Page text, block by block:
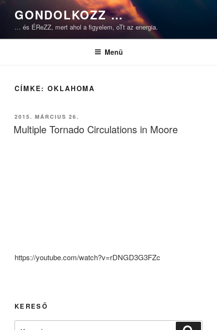
Tartalomhoz
GONDOLKOZZ …
… és ÉReZZ, mert ahol a figyelem, oTt az energia.
Menü
CÍMKE: OKLAHOMA
BEKÜLDVE:
2015. MÁRCIUS 26.
Multiple Tornado Circulations in Moore
https://youtube.com/watch?v=rDNGD3G3FZc
KERESŐ